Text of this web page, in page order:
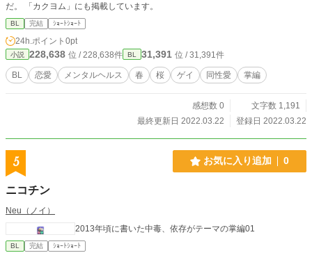
だ。 「カクヨム」にも掲載しています。
BL 完結 ｼｮｰﾄｼｮｰﾄ
24h.ポイント 0pt
小説 228,638 位 / 228,638件 BL 31,391 位 / 31,391件
BL 恋愛 メンタルヘルス 春 桜 ゲイ 同性愛 掌編
感想数 0
文字数 1,191
最終更新日 2022.03.22
登録日 2022.03.22
5 お気に入り追加 0
ニコチン
Neu（ノイ）
2013年頃に書いた中毒、依存がテーマの掌編01
BL 完結 ｼｮｰﾄｼｮｰﾄ